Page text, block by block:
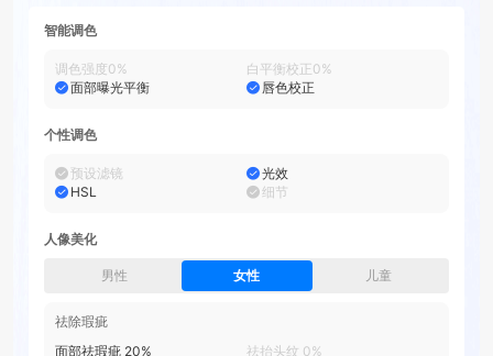
智能调色
调色强度0% 白平衡校正0%
面部曝光平衡
唇色校正
个性调色
预设滤镜
光效
HSL
细节
人像美化
男性 女性 儿童
祛除瑕疵
面部祛瑕疵 20% 祛抬头纹 0%